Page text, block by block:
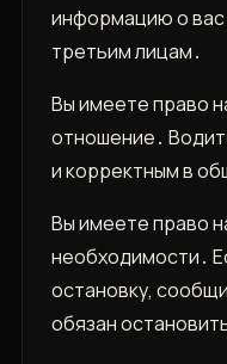
информацию о вас
третьим лицам․
Вы имеете право
отношение․
и корректным в
Вы имеете право
необходимости․
остановку,
обязан